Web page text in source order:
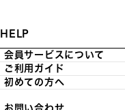
HELP
会員サービスについて
ご利用ガイド
初めての方へ